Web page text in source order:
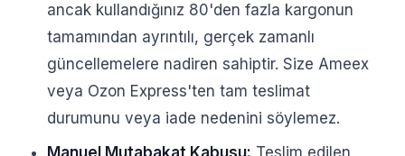
ancak kullandığınız 80'den fazla kargonun
tamamından ayrıntılı, gerçek zamanlı
güncellemelere nadiren sahiptir. Size Ameex
veya Ozon Express'ten tam teslimat
durumunu veya iade nedenini söylemez.
Manuel Mutabakat Kabusu: Teslim edilen